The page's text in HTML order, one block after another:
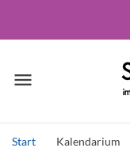
menu
Meny
Start Kalendarium